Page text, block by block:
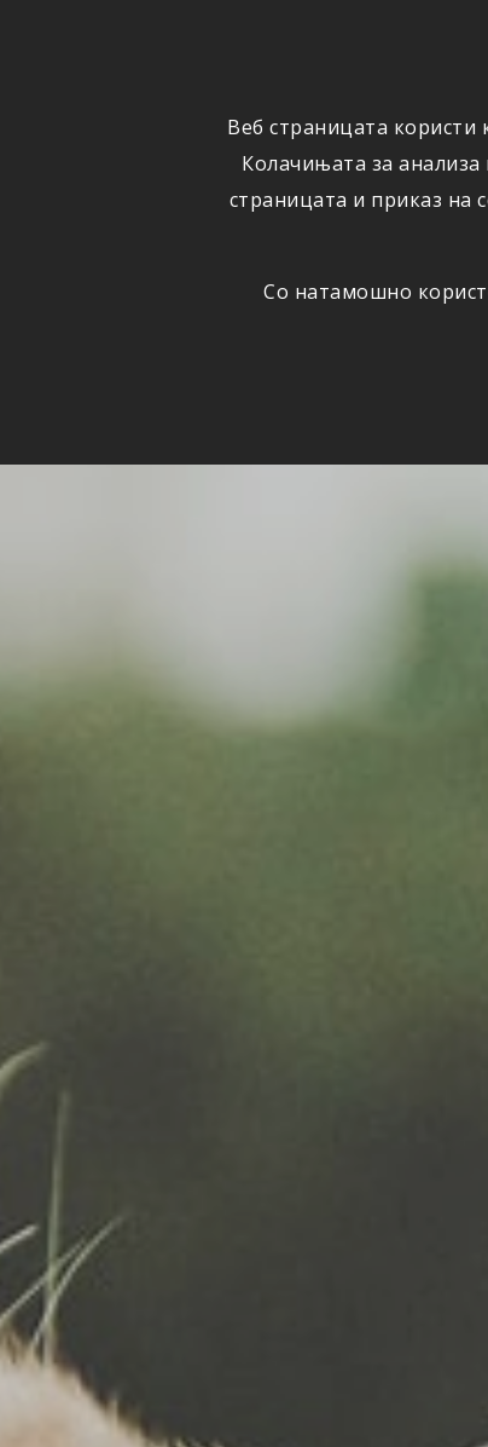
Веб страницата користи
Колачињата за
страницата и приказ на
Со натамошно
ОСИГУРУВАЊЕ